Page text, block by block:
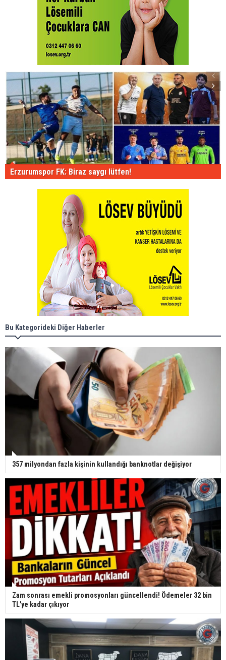
Erzurumspor FK: Biraz saygı lütfen!
Bu Kategorideki Diğer Haberler
357 milyondan fazla kişinin kullandığı banknotlar değişiyor
Zam sonrası emekli promosyonları güncellendi! Ödemeler 32 bin
TL'ye kadar çıkıyor